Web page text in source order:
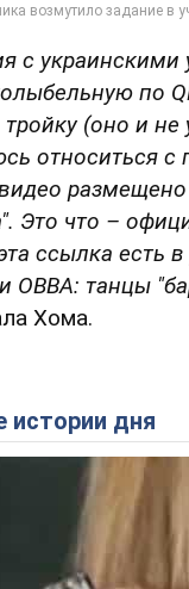
с
по
тройку (оно и
относиться с
Это что –
ссылка есть
ОВВА: танцы
Хома.
истории дня